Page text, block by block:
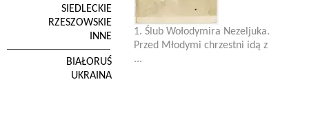
SIEDLECKIE
RZESZOWSKIE
INNE
BIAŁORUŚ
UKRAINA
1. Ślub Wołodymira Nezeljuka.
Przed Młodymi chrzestni idą z
...